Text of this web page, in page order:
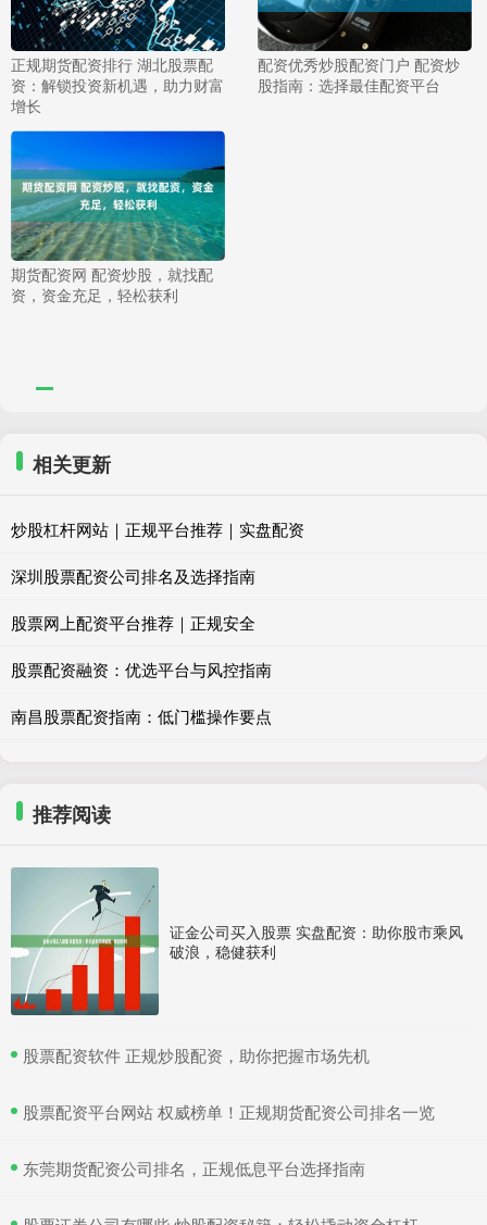
正规期货配资排行 湖北股票配
资：解锁投资新机遇，助力财富
增长
配资优秀炒股配资门户 配资炒
股指南：选择最佳配资平台
期货配资网 配资炒股，就找配
资，资金充足，轻松获利
相关更新
炒股杠杆网站｜正规平台推荐｜实盘配资
深圳股票配资公司排名及选择指南
股票网上配资平台推荐｜正规安全
股票配资融资：优选平台与风控指南
南昌股票配资指南：低门槛操作要点
推荐阅读
证金公司买入股票 实盘配资：助你股市乘风
破浪，稳健获利
​股票配资软件 正规炒股配资，助你把握市场先机
​股票配资平台网站 权威榜单！正规期货配资公司排名一览
​东莞期货配资公司排名，正规低息平台选择指南